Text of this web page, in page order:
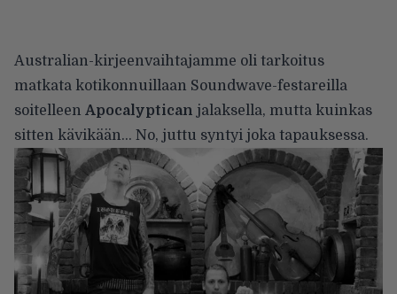
Australian-kirjeenvaihtajamme oli tarkoitus
matkata kotikonnuillaan Soundwave-festareilla
soitelleen Apocalyptican jalaksella, mutta kuinkas
sitten kävikään… No, juttu syntyi joka tapauksessa.